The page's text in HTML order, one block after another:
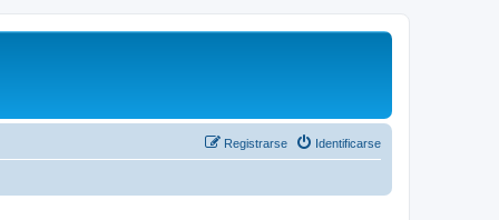
Identificarse
Registrarse